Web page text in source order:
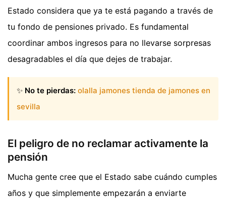
Estado considera que ya te está pagando a través de
tu fondo de pensiones privado. Es fundamental
coordinar ambos ingresos para no llevarse sorpresas
desagradables el día que dejes de trabajar.
✨ No te pierdas: olalla jamones tienda de jamones en
sevilla
El peligro de no reclamar activamente la
pensión
Mucha gente cree que el Estado sabe cuándo cumples
años y que simplemente empezarán a enviarte